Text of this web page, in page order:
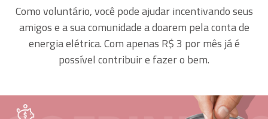
Como voluntário, você pode ajudar incentivando seus
amigos e a sua comunidade a doarem pela conta de
energia elétrica. Com apenas R$ 3 por mês já é
possível contribuir e fazer o bem.